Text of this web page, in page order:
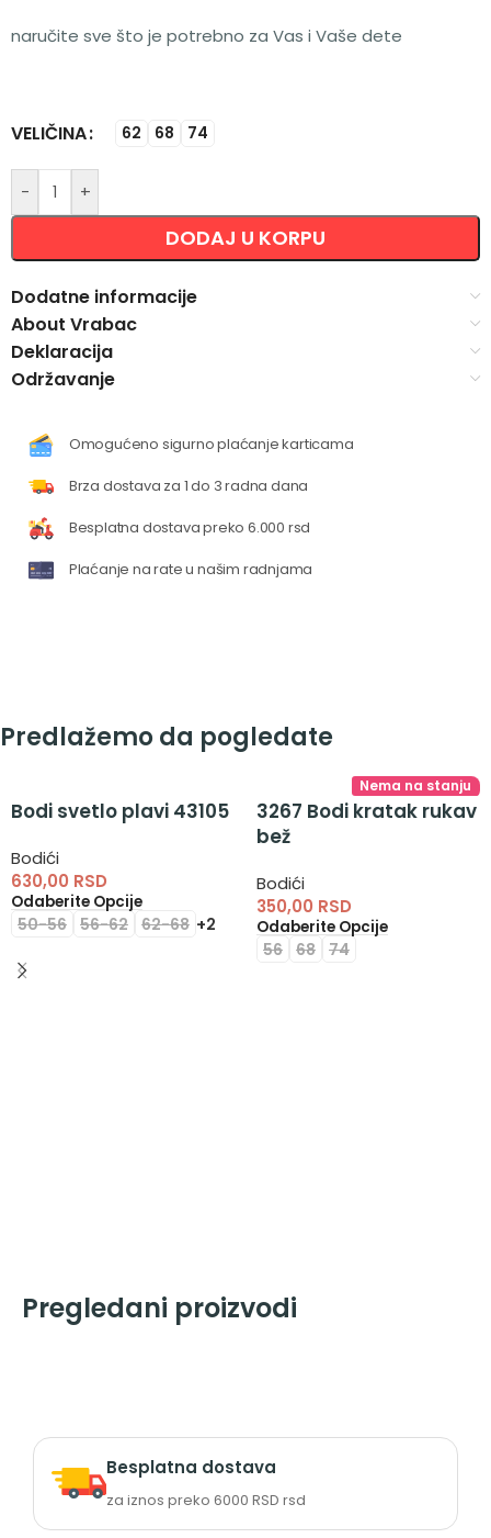
naručite sve što je potrebno za Vas i Vaše dete
VELIČINA 62 68 74
- +
DODAJ U KORPU
Alternative:
Dodatne informacije
About Vrabac
Deklaracija
Održavanje
Omogućeno sigurno plaćanje karticama
Brza dostava za 1 do 3 radna dana
Besplatna dostava preko 6.000 rsd
Plaćanje na rate u našim radnjama
Predlažemo da pogledate
Bodi svetlo plavi 43105
Bodići
630,00 RSD
Odaberite Opcije
50-56 56-62 62-68 +2
Nema na stanju
3267 Bodi kratak rukav
bež
Bodići
350,00 RSD
Odaberite Opcije
56 68 74
Pregledani proizvodi
Besplatna dostava
za iznos preko 6000 RSD rsd